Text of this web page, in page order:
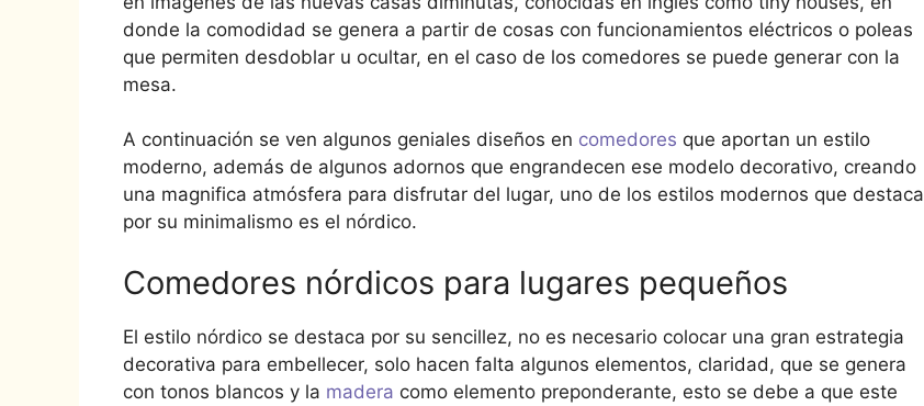
donde la comodidad se genera a partir de cosas con funcionamientos eléctricos o poleas
que permiten desdoblar u ocultar, en el caso de los comedores se puede generar con la
mesa.
A continuación se ven algunos geniales diseños en comedores que aportan un estilo
moderno, además de algunos adornos que engrandecen ese modelo decorativo, creando
una magnifica atmósfera para disfrutar del lugar, uno de los estilos modernos que destaca
por su minimalismo es el nórdico.
Comedores nórdicos para lugares pequeños
El estilo nórdico se destaca por su sencillez, no es necesario colocar una gran estrategia
decorativa para embellecer, solo hacen falta algunos elementos, claridad, que se genera
con tonos blancos y la madera como elemento preponderante, esto se debe a que este